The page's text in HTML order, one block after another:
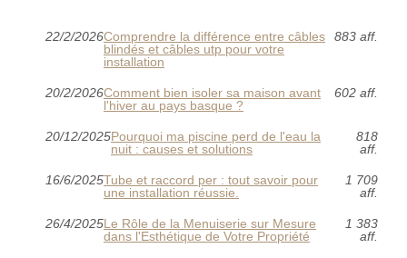
22/2/2026Comprendre la différence entre câbles
blindés et câbles utp pour votre
installation
883 aff.
20/2/2026Comment bien isoler sa maison avant
l'hiver au pays basque ?
602 aff.
20/12/2025Pourquoi ma piscine perd de l'eau la
nuit : causes et solutions
818
aff.
16/6/2025Tube et raccord per : tout savoir pour
une installation réussie.
1 709
aff.
26/4/2025Le Rôle de la Menuiserie sur Mesure
dans l'Esthétique de Votre Propriété
1 383
aff.